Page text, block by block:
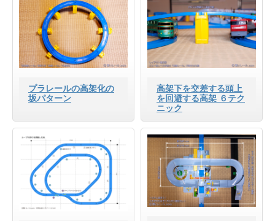
プラレールの高架化の
坂パターン
高架下を交差する頭上
を回避する高架 ６テク
ニック